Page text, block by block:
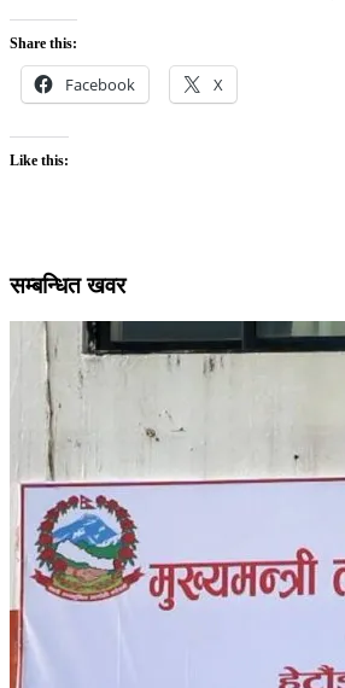
Share this:
Facebook X
Like this:
सम्बन्धित खवर